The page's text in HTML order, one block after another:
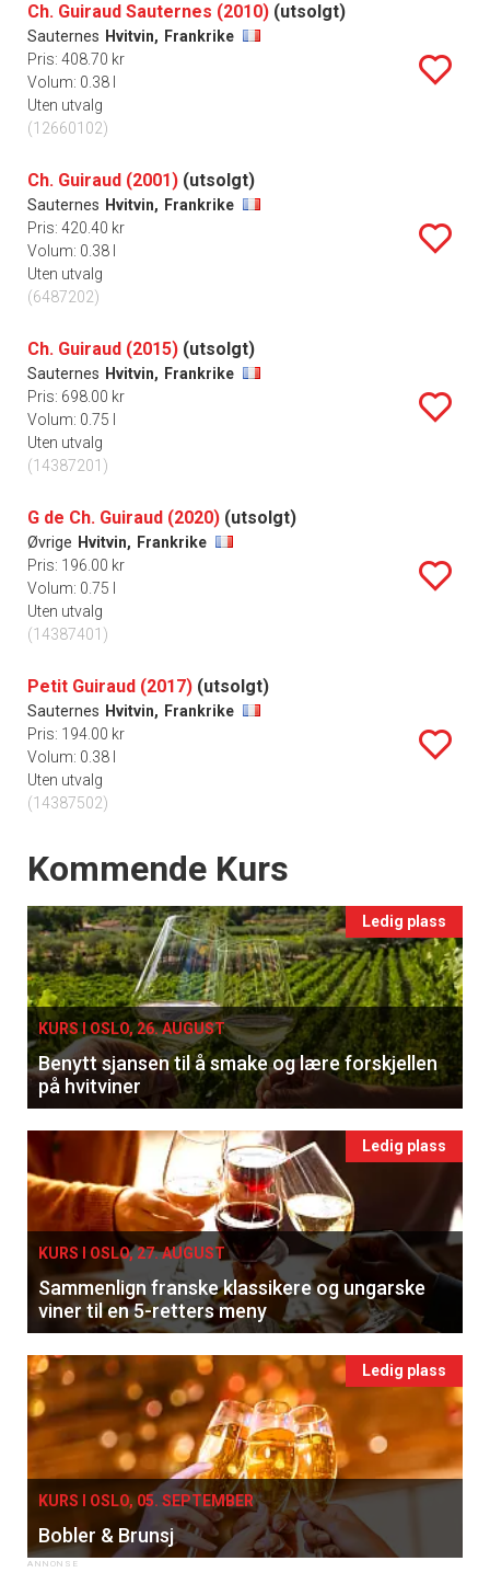
Ch. Guiraud Sauternes (2010) (utsolgt)
Sauternes Hvitvin, Frankrike
Pris: 408.70 kr
Volum: 0.38 l
Uten utvalg
(12660102)
Ch. Guiraud (2001) (utsolgt)
Sauternes Hvitvin, Frankrike
Pris: 420.40 kr
Volum: 0.38 l
Uten utvalg
(6487202)
Ch. Guiraud (2015) (utsolgt)
Sauternes Hvitvin, Frankrike
Pris: 698.00 kr
Volum: 0.75 l
Uten utvalg
(14387201)
G de Ch. Guiraud (2020) (utsolgt)
Øvrige Hvitvin, Frankrike
Pris: 196.00 kr
Volum: 0.75 l
Uten utvalg
(14387401)
Petit Guiraud (2017) (utsolgt)
Sauternes Hvitvin, Frankrike
Pris: 194.00 kr
Volum: 0.38 l
Uten utvalg
(14387502)
Events
Kommende Kurs
Ledig plass
KURS I OSLO, 26. AUGUST
Benytt sjansen til å smake og lære forskjellen
på hvitviner
Ledig plass
KURS I OSLO, 27. AUGUST
Sammenlign franske klassikere og ungarske
viner til en 5-retters meny
Ledig plass
KURS I OSLO, 05. SEPTEMBER
Bobler & Brunsj